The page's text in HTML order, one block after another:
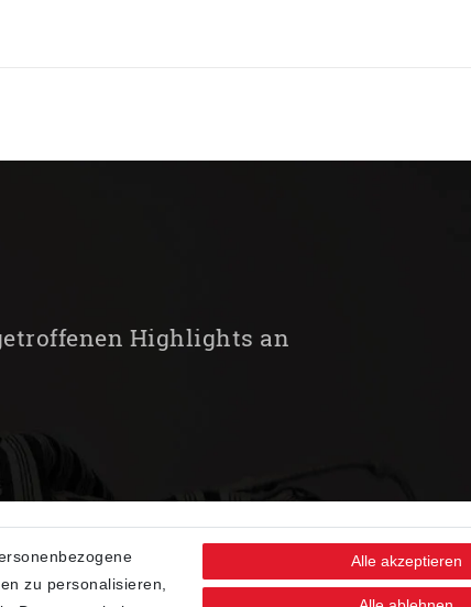
Highlights an
STAY CONNECTED
zu personalisieren,
Alle akzeptieren